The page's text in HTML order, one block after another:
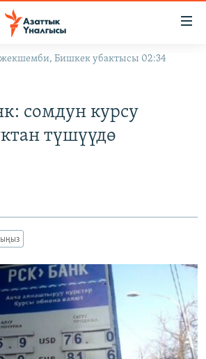
Бишкек убактысы 02:34
сомдун курсу
түшүүдө